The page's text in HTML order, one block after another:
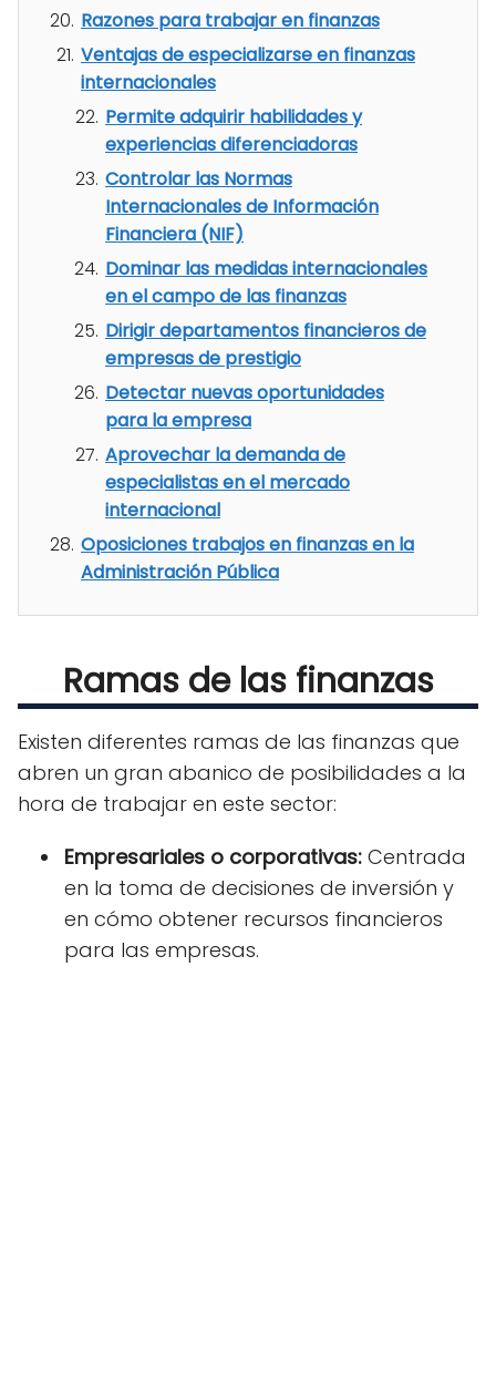
Razones para trabajar en finanzas
Ventajas de especializarse en finanzas
internacionales
Permite adquirir habilidades y
experiencias diferenciadoras
Controlar las Normas
Internacionales de Información
Financiera (NIF)
Dominar las medidas internacionales
en el campo de las finanzas
Dirigir departamentos financieros de
empresas de prestigio
Detectar nuevas oportunidades
para la empresa
Aprovechar la demanda de
especialistas en el mercado
internacional
Oposiciones trabajos en finanzas en la
Administración Pública
Ramas de las finanzas
Existen diferentes ramas de las finanzas que
abren un gran abanico de posibilidades a la
hora de trabajar en este sector:
Empresariales o corporativas: Centrada
en la toma de decisiones de inversión y
en cómo obtener recursos financieros
para las empresas.